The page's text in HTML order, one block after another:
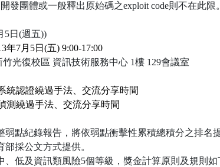
發團體或一般釋出原始碼之exploit code則不在此
5日(週五))
年7月5日(五) 9:00-17:00
光復校區 資訊技術服務中心 1樓 129會議室
統認證繞過手法、交流分享時間
測繞過手法、交流分享時間
點紀錄報告，將依弱點衝擊性累積總積分之排名
採公文方式提供。
低及資訊類風險5個等級，獎金計算原則及規則如